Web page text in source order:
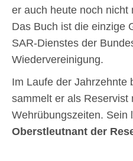
er auch heute noch nicht
Das Buch ist die einzige
SAR-Dienstes der
Wiedervereinigung.
Im Laufe der Jahrzehnte
sammelt er als Reservist
Wehrübungszeiten. Sein
Oberstleutnant der